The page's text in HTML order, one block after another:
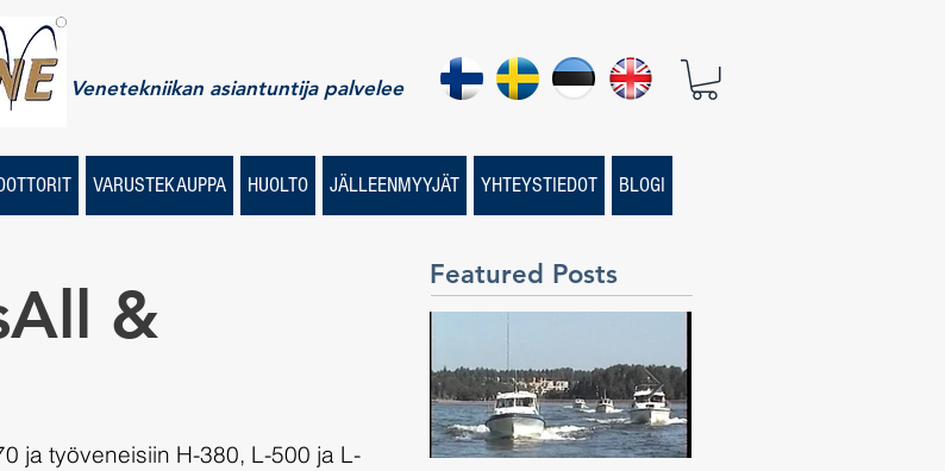
Venetekniikan asiantuntija palvelee
VARUSTEKAUPPA HUOLTO JÄLLEENMYYJÄT YHTEYSTIEDOT BLOGI
&
ja työveneisiin H-380, L-500 ja L-
Featured Posts